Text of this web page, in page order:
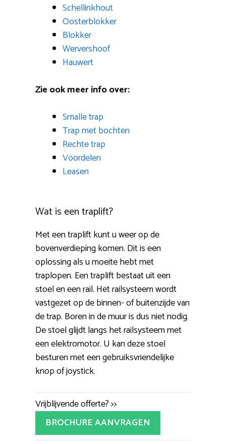
Schellinkhout
Oosterblokker
Blokker
Wervershoof
Hauwert
Zie ook meer info over:
Smalle trap
Trap met bochten
Rechte trap
Voordelen
Leasen
Wat is een traplift?
Met een traplift kunt u weer op de
bovenverdieping komen. Dit is een
oplossing als u moeite hebt met
traplopen. Een traplift bestaat uit een
stoel en een rail. Het railsysteem wordt
vastgezet op de binnen- of buitenzijde van
de trap. Boren in de muur is dus niet nodig.
De stoel glijdt langs het railsysteem met
een elektromotor. U kan deze stoel
besturen met een gebruiksvriendelijke
knop of joystick.
Vrijblijvende offerte? >>
BROCHURE AANVRAGEN